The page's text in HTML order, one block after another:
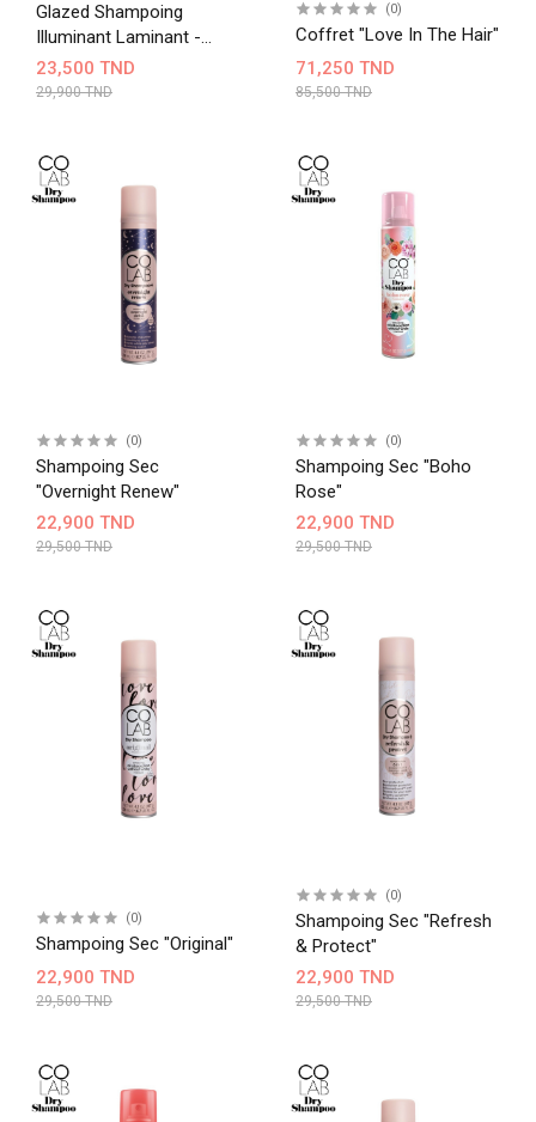
Glazed Shampoing
Illuminant Laminant -
300ml
23,500 TND
29,900 TND
(0)
Coffret "love In The Hair"
71,250 TND
85,500 TND
(0)
Shampoing Sec
"Overnight Renew"
22,900 TND
29,500 TND
(0)
Shampoing Sec "Boho
Rose"
22,900 TND
29,500 TND
(0)
Shampoing Sec "Original"
22,900 TND
29,500 TND
(0)
Shampoing Sec "Refresh
& Protect"
22,900 TND
29,500 TND